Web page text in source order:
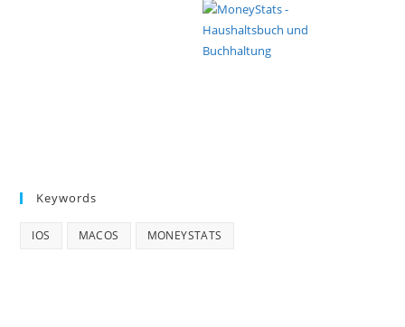
Keywords
IOS MACOS MONEYSTATS